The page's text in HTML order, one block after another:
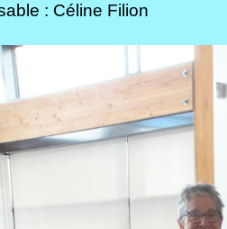
: Céline